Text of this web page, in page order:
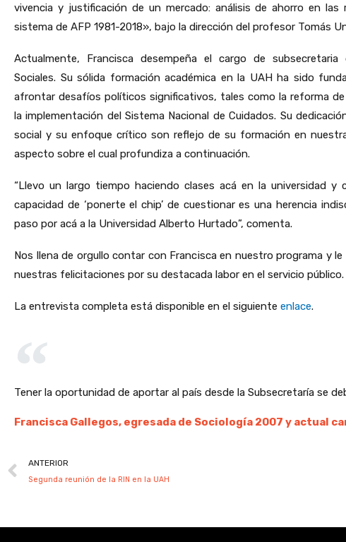
vivencia y justificación de un mercado: análisis de ahorro en las
sistema de AFP 1981-2018», bajo la dirección del profesor Tomás
Actualmente, Francisca desempeña el cargo de subsecretaria
Sociales. Su sólida formación académica en la UAH ha sido
afrontar desafíos políticos significativos, tales como la reforma
la implementación del Sistema Nacional de Cuidados. Su
social y su enfoque crítico son reflejo de su formación en
aspecto sobre el cual profundiza a continuación.
“Llevo un largo tiempo haciendo clases acá en la universidad y
capacidad de ‘ponerte el chip’ de cuestionar es una herencia
paso por acá a la Universidad Alberto Hurtado”, comenta.
Nos llena de orgullo contar con Francisca en nuestro programa y
nuestras felicitaciones por su destacada labor en el servicio público.
La entrevista completa está disponible en el siguiente enlace.
Tener la oportunidad de aportar al país desde la Subsecretaría se
Francisca Gallegos, egresada de Sociología 2007 y actual
Prev
ANTERIOR
Segunda reunión de la RIN en la UAH